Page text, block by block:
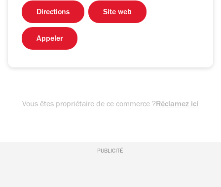
Directions Site web
Appeler
Vous êtes propriétaire de ce commerce ?Réclamez ici
PUBLICITÉ